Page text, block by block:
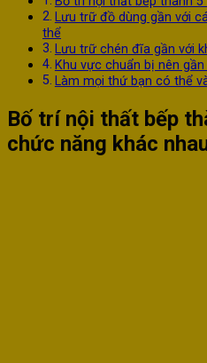
Lưu trữ đồ dùng gần với
thể
Lưu trữ chén đĩa gần với
Khu vực chuẩn bị nên
Làm mọi thứ bạn có thể
Bố trí nội thất bếp
chức năng khác